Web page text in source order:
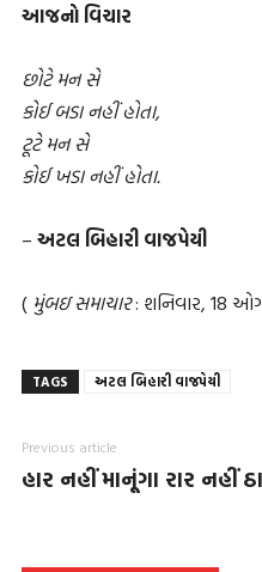
આજનો વિચાર
છોટે મન સે
કોઈ બડા નહીં હોતા,
ટૂટે મન સે
કોઈ ખડા નહીં હોતા.
– અટલ બિહારી વાજપેયી
( મુંબઇ સમાચાર: શનિવાર, 18
TAGS અટલ બિહારી વાજપેયી
Previous article
હાર નહીં માનૂંગા રાર નહીં